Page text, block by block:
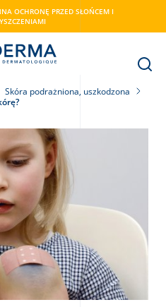
OCHRONĘ PRZED SŁOŃCEM I
Skóra podrażniona, uszkodzona